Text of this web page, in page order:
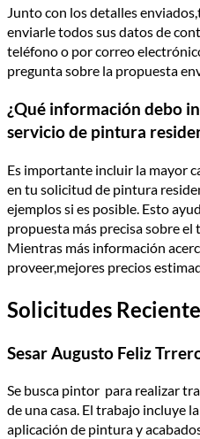
Junto con los detalles
enviarle todos sus datos de
teléfono o por correo
pregunta sobre la propuesta
¿Qué información debo
servicio de pintura
Es importante incluir la mayor
en tu solicitud de pintura
ejemplos si es posible. Esto
propuesta más precisa sobre el
Mientras más información
proveer,mejores precios
Solicitudes
Sesar Augusto Feliz
Se busca pintor para realizar
de una casa. El trabajo incluye
aplicación de pintura y